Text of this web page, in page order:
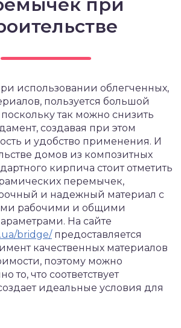
при
использовании облегченных,
пользуется большой
так можно снизить
создавая при этом
и удобство применения. И
домов из композитных
кирпича стоит отметить
перемычек,
и надежный материал с
рабочими и общими
На сайте
bridge/предоставляется
качественных материалов
поэтому можно
то, что соответствует
идеальные условия для